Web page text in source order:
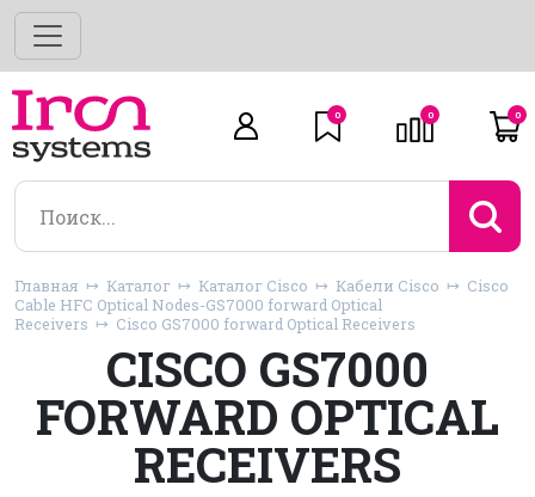
0 0 0
Главная Каталог Каталог Cisco Кабели Cisco
Cisco
Cable HFC Optical Nodes-GS7000 forward Optical
Receivers
Cisco GS7000 forward Optical Receivers
CISCO GS7000
FORWARD OPTICAL
RECEIVERS